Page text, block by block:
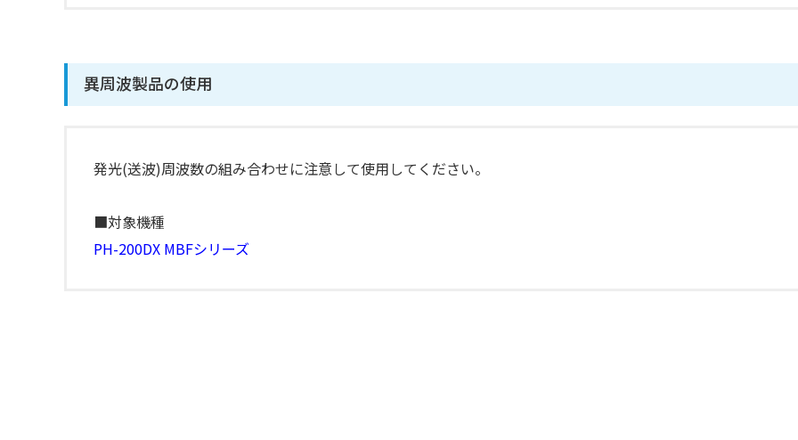
異周波製品の使用
発光(送波)周波数の組み合わせに注意して使用してください。
■対象機種
PH-200DX MBFシリーズ